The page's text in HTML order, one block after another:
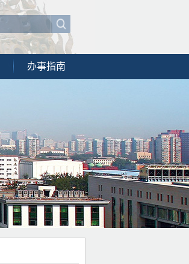
办事指南